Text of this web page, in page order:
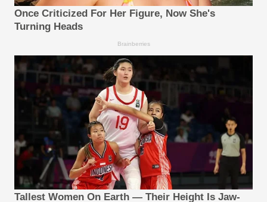
Once Criticized For Her Figure, Now She's
Turning Heads
Brainberries
Tallest Women On Earth — Their Height Is Jaw-